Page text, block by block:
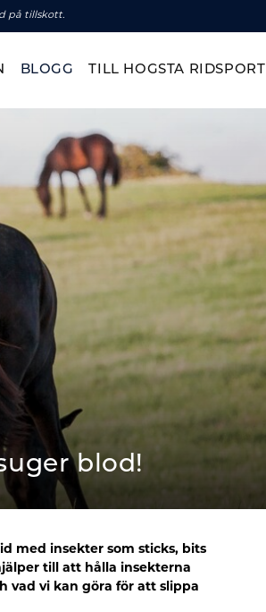
på tillskott.
BLOGG TILL HOGSTA RIDSPORT
blod!
med insekter som sticks, bits
till att hålla insekterna
vad vi kan göra för att slippa